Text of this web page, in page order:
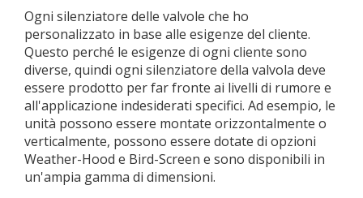
Ogni silenziatore delle valvole che ho
personalizzato in base alle esigenze del cliente.
Questo perché le esigenze di ogni cliente sono
diverse, quindi ogni silenziatore della valvola deve
essere prodotto per far fronte ai livelli di rumore e
all'applicazione indesiderati specifici. Ad esempio, le
unità possono essere montate orizzontalmente o
verticalmente, possono essere dotate di opzioni
Weather-Hood e Bird-Screen e sono disponibili in
un'ampia gamma di dimensioni.